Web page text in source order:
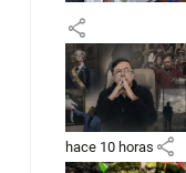
share
hace 10 horas share